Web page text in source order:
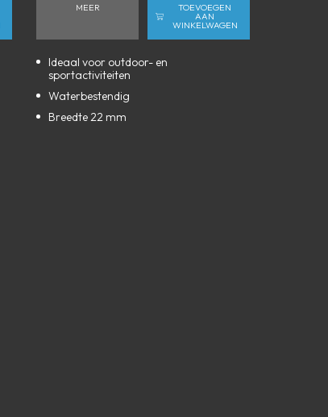
MEER TOEVOEGEN
AAN
WINKELWAGEN
Ideaal voor outdoor- en
sportactiviteiten
Waterbestendig
Breedte 22 mm